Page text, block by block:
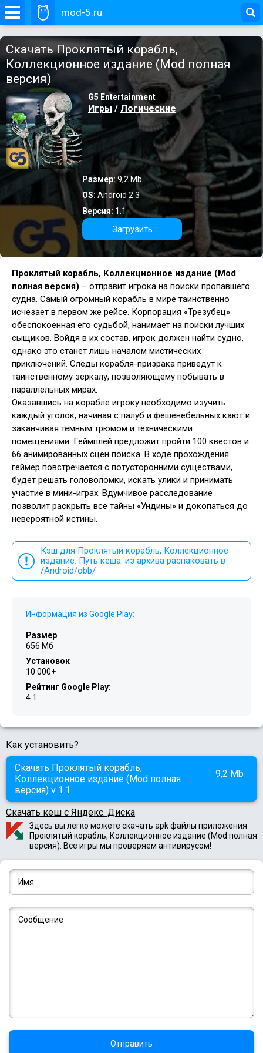
mod-5.ru
Скачать Проклятый корабль,
Коллекционное издание (Mod полная
версия)
G5 Entertainment
Игры / Логические
Размер: 9,2 Mb
OS: Android 2.3
Версия: 1.1
Загрузить
Проклятый корабль, Коллекционное издание (Mod
полная версия) – отправит игрока на поиски пропавшего
судна. Самый огромный корабль в мире таинственно
исчезает в первом же рейсе. Корпорация «Трезубец»
обеспокоенная его судьбой, нанимает на поиски лучших
сыщиков. Войдя в их состав, игрок должен найти судно,
однако это станет лишь началом мистических
приключений. Следы корабля-призрака приведут к
таинственному зеркалу, позволяющему побывать в
параллельных мирах.
Оказавшись на корабле игроку необходимо изучить
каждый уголок, начиная с палуб и фешенебельных кают и
заканчивая темным трюмом и техническими
помещениями. Геймплей предложит пройти 100 квестов и
66 анимированных сцен поиска. В ходе прохождения
геймер повстречается с потусторонними существами,
будет решать головоломки, искать улики и принимать
участие в мини-играх. Вдумчивое расследование
позволит раскрыть все тайны «Ундины» и докопаться до
невероятной истины.
Кэш для Проклятый корабль, Коллекционное
издание: Путь кеша: из архива распаковать в
/Android/obb/
Информация из Google Play:
Размер
656 Мб
Установок
10 000+
Рейтинг Google Play:
4.1
Как установить?
Скачать Проклятый корабль,
Коллекционное издание (Mod полная
версия) v 1.1
9,2 Mb
Скачать кеш с Яндекс. Диска
Здесь вы легко можете скачать apk файлы приложения
Проклятый корабль, Коллекционное издание (Mod полная
версия). Все игры мы проверяем антивирусом!
Отправить